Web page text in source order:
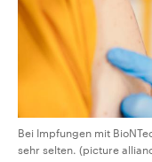
Bei Impfungen mit
sehr selten. (picture